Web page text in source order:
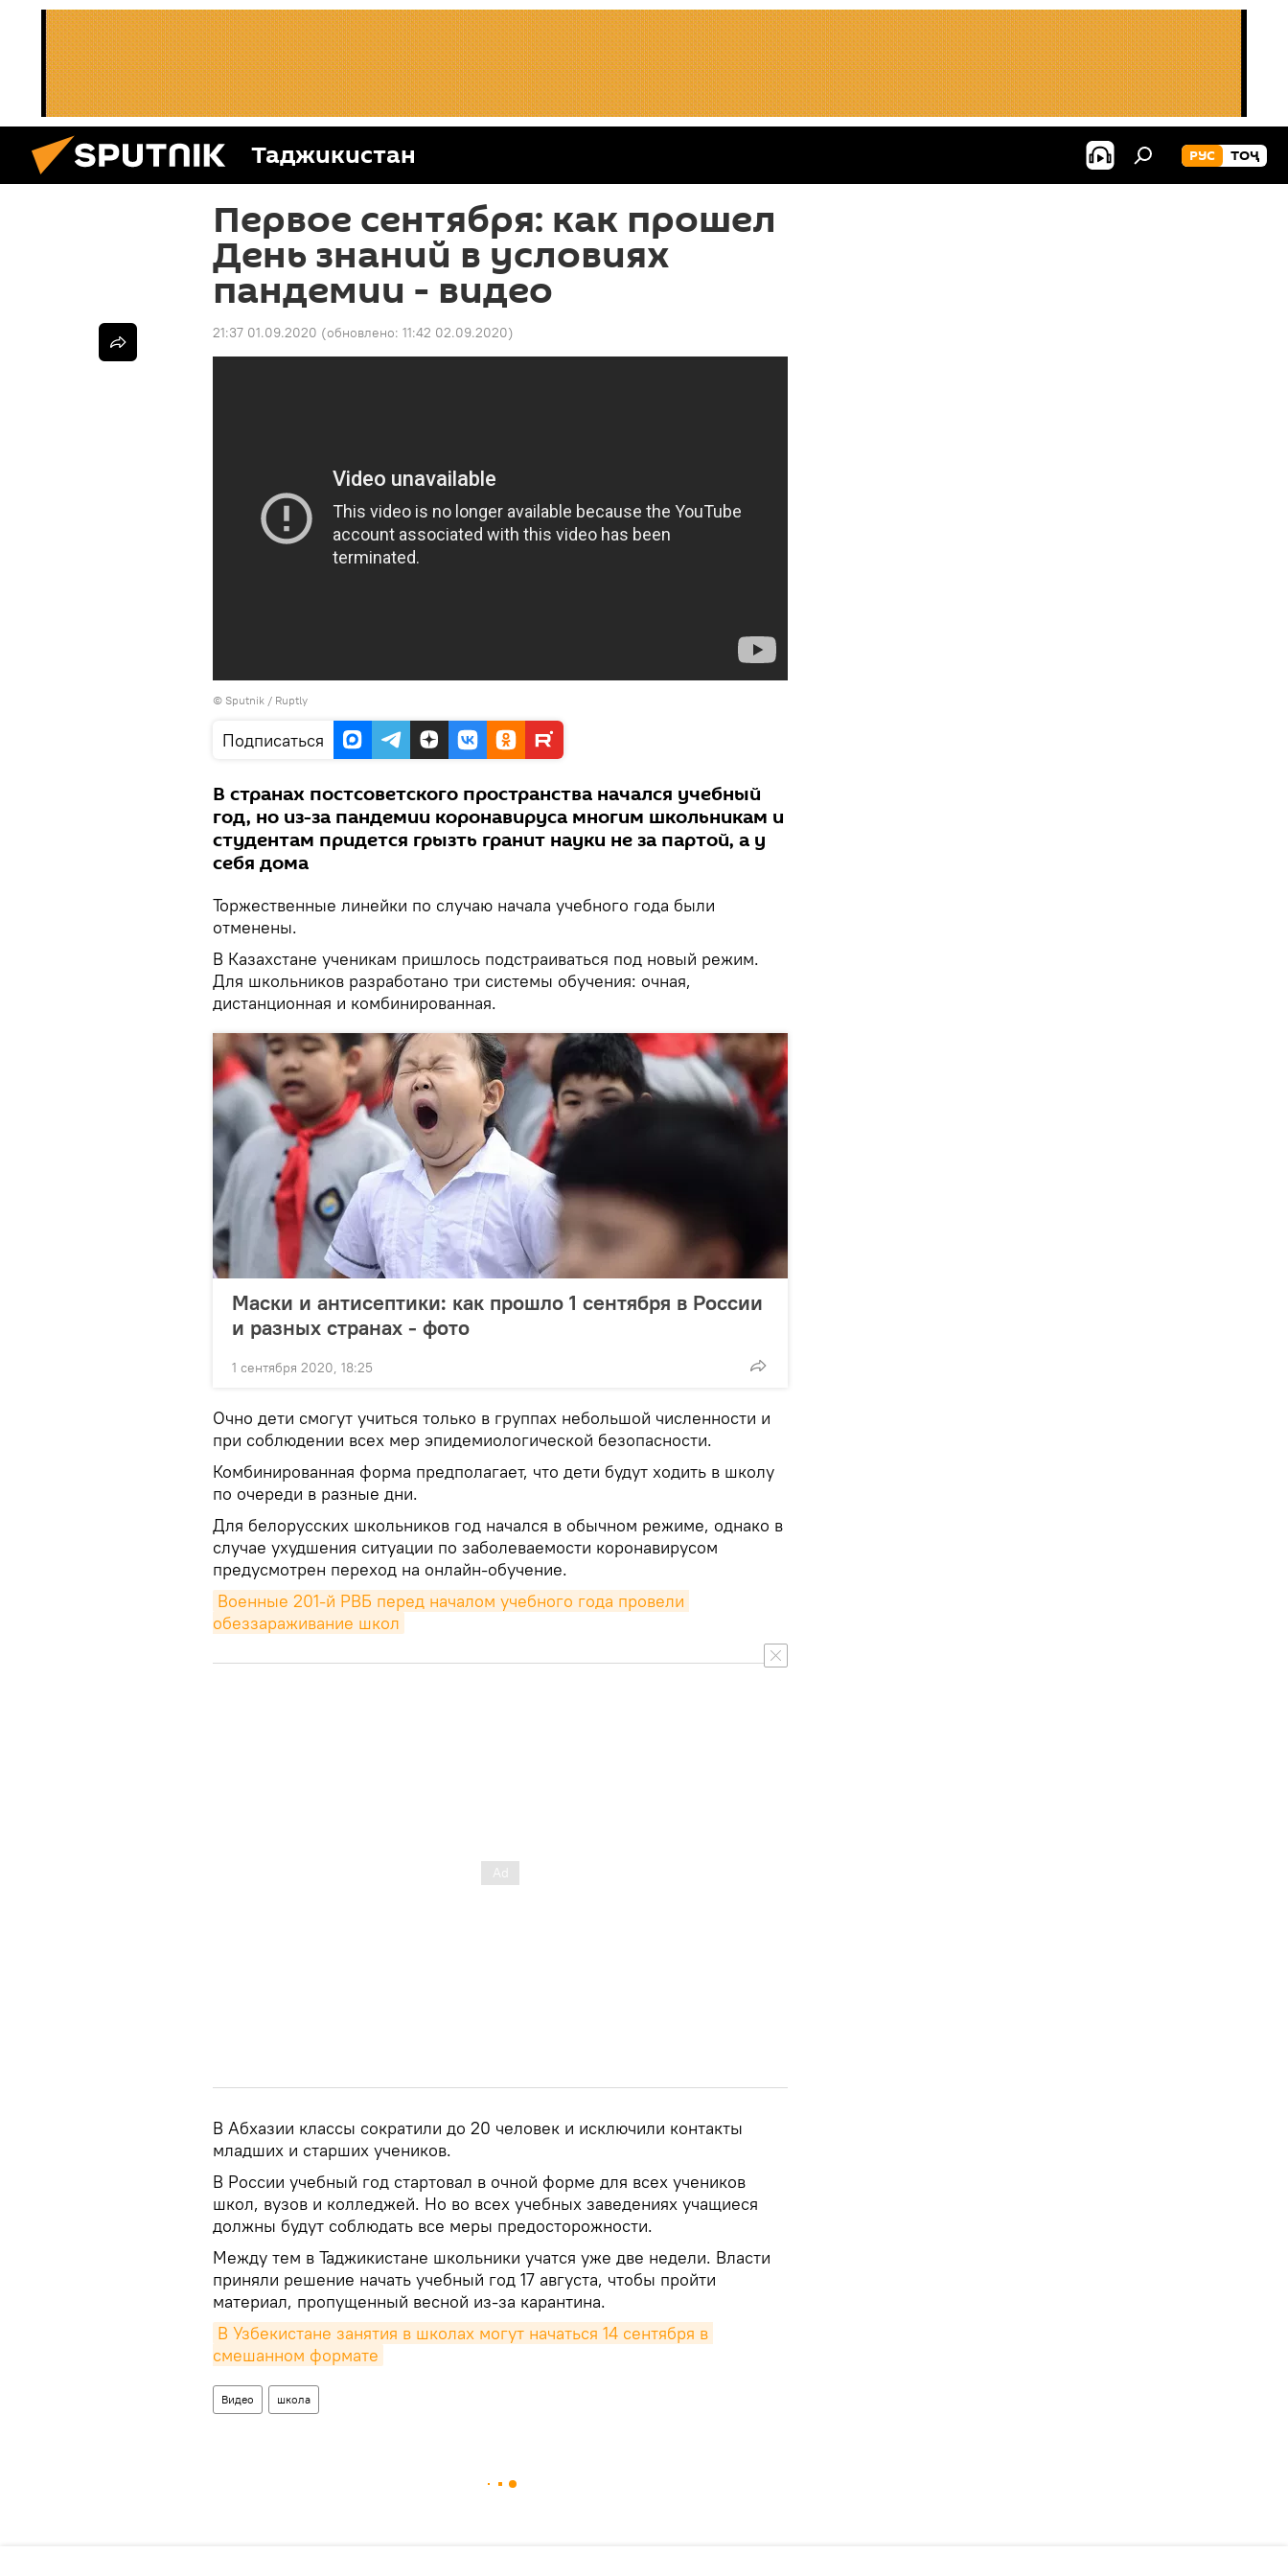
Таджикистан РУС ТОҶ
Первое сентября: как прошел
День знаний в условиях
пандемии - видео
21:37 01.09.2020 (обновлено: 11:42 02.09.2020)
© Sputnik / Ruptly
Подписаться
В странах постсоветского пространства начался учебный
год, но из-за пандемии коронавируса многим школьникам и
студентам придется грызть гранит науки не за партой, а у
себя дома
Торжественные линейки по случаю начала учебного года были
отменены.
В Казахстане ученикам пришлось подстраиваться под новый режим.
Для школьников разработано три системы обучения: очная,
дистанционная и комбинированная.
Маски и антисептики: как прошло 1 сентября в России
и разных странах - фото
1 сентября 2020, 18:25
Очно дети смогут учиться только в группах небольшой численности и
при соблюдении всех мер эпидемиологической безопасности.
Комбинированная форма предполагает, что дети будут ходить в школу
по очереди в разные дни.
Для белорусских школьников год начался в обычном режиме, однако в
случае ухудшения ситуации по заболеваемости коронавирусом
предусмотрен переход на онлайн-обучение.
Военные 201-й РВБ перед началом учебного года провели
обеззараживание школ
В Абхазии классы сократили до 20 человек и исключили контакты
младших и старших учеников.
В России учебный год стартовал в очной форме для всех учеников
школ, вузов и колледжей. Но во всех учебных заведениях учащиеся
должны будут соблюдать все меры предосторожности.
Между тем в Таджикистане школьники учатся уже две недели. Власти
приняли решение начать учебный год 17 августа, чтобы пройти
материал, пропущенный весной из-за карантина.
В Узбекистане занятия в школах могут начаться 14 сентября в
смешанном формате
Видео школа